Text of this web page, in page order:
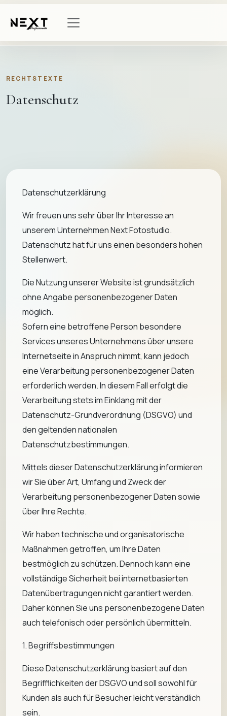
RECHTSTEXTE
Datenschutz
Datenschutzerklärung
Wir freuen uns sehr über Ihr Interesse an
unserem Unternehmen Next Fotostudio.
Datenschutz hat für uns einen besonders hohen
Stellenwert.
Die Nutzung unserer Website ist grundsätzlich
ohne Angabe personenbezogener Daten
möglich.
Sofern eine betroffene Person besondere
Services unseres Unternehmens über unsere
Internetseite in Anspruch nimmt, kann jedoch
eine Verarbeitung personenbezogener Daten
erforderlich werden. In diesem Fall erfolgt die
Verarbeitung stets im Einklang mit der
Datenschutz-Grundverordnung (DSGVO) und
den geltenden nationalen
Datenschutzbestimmungen.
Mittels dieser Datenschutzerklärung informieren
wir Sie über Art, Umfang und Zweck der
Verarbeitung personenbezogener Daten sowie
über Ihre Rechte.
Wir haben technische und organisatorische
Maßnahmen getroffen, um Ihre Daten
bestmöglich zu schützen. Dennoch kann eine
vollständige Sicherheit bei internetbasierten
Datenübertragungen nicht garantiert werden.
Daher können Sie uns personenbezogene Daten
auch telefonisch oder persönlich übermitteln.
1. Begriffsbestimmungen
Diese Datenschutzerklärung basiert auf den
Begrifflichkeiten der DSGVO und soll sowohl für
Kunden als auch für Besucher leicht verständlich
sein.